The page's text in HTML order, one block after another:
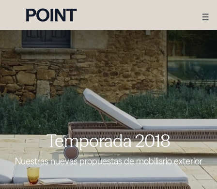
Temporada 2018
Nuestras nuevas propuestas de mobiliario exterior